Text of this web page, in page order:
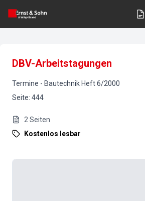
DBV-Arbeitstagungen
Termine - Bautechnik Heft6/2000
Seite: 444
2 Seiten
Kostenlos lesbar